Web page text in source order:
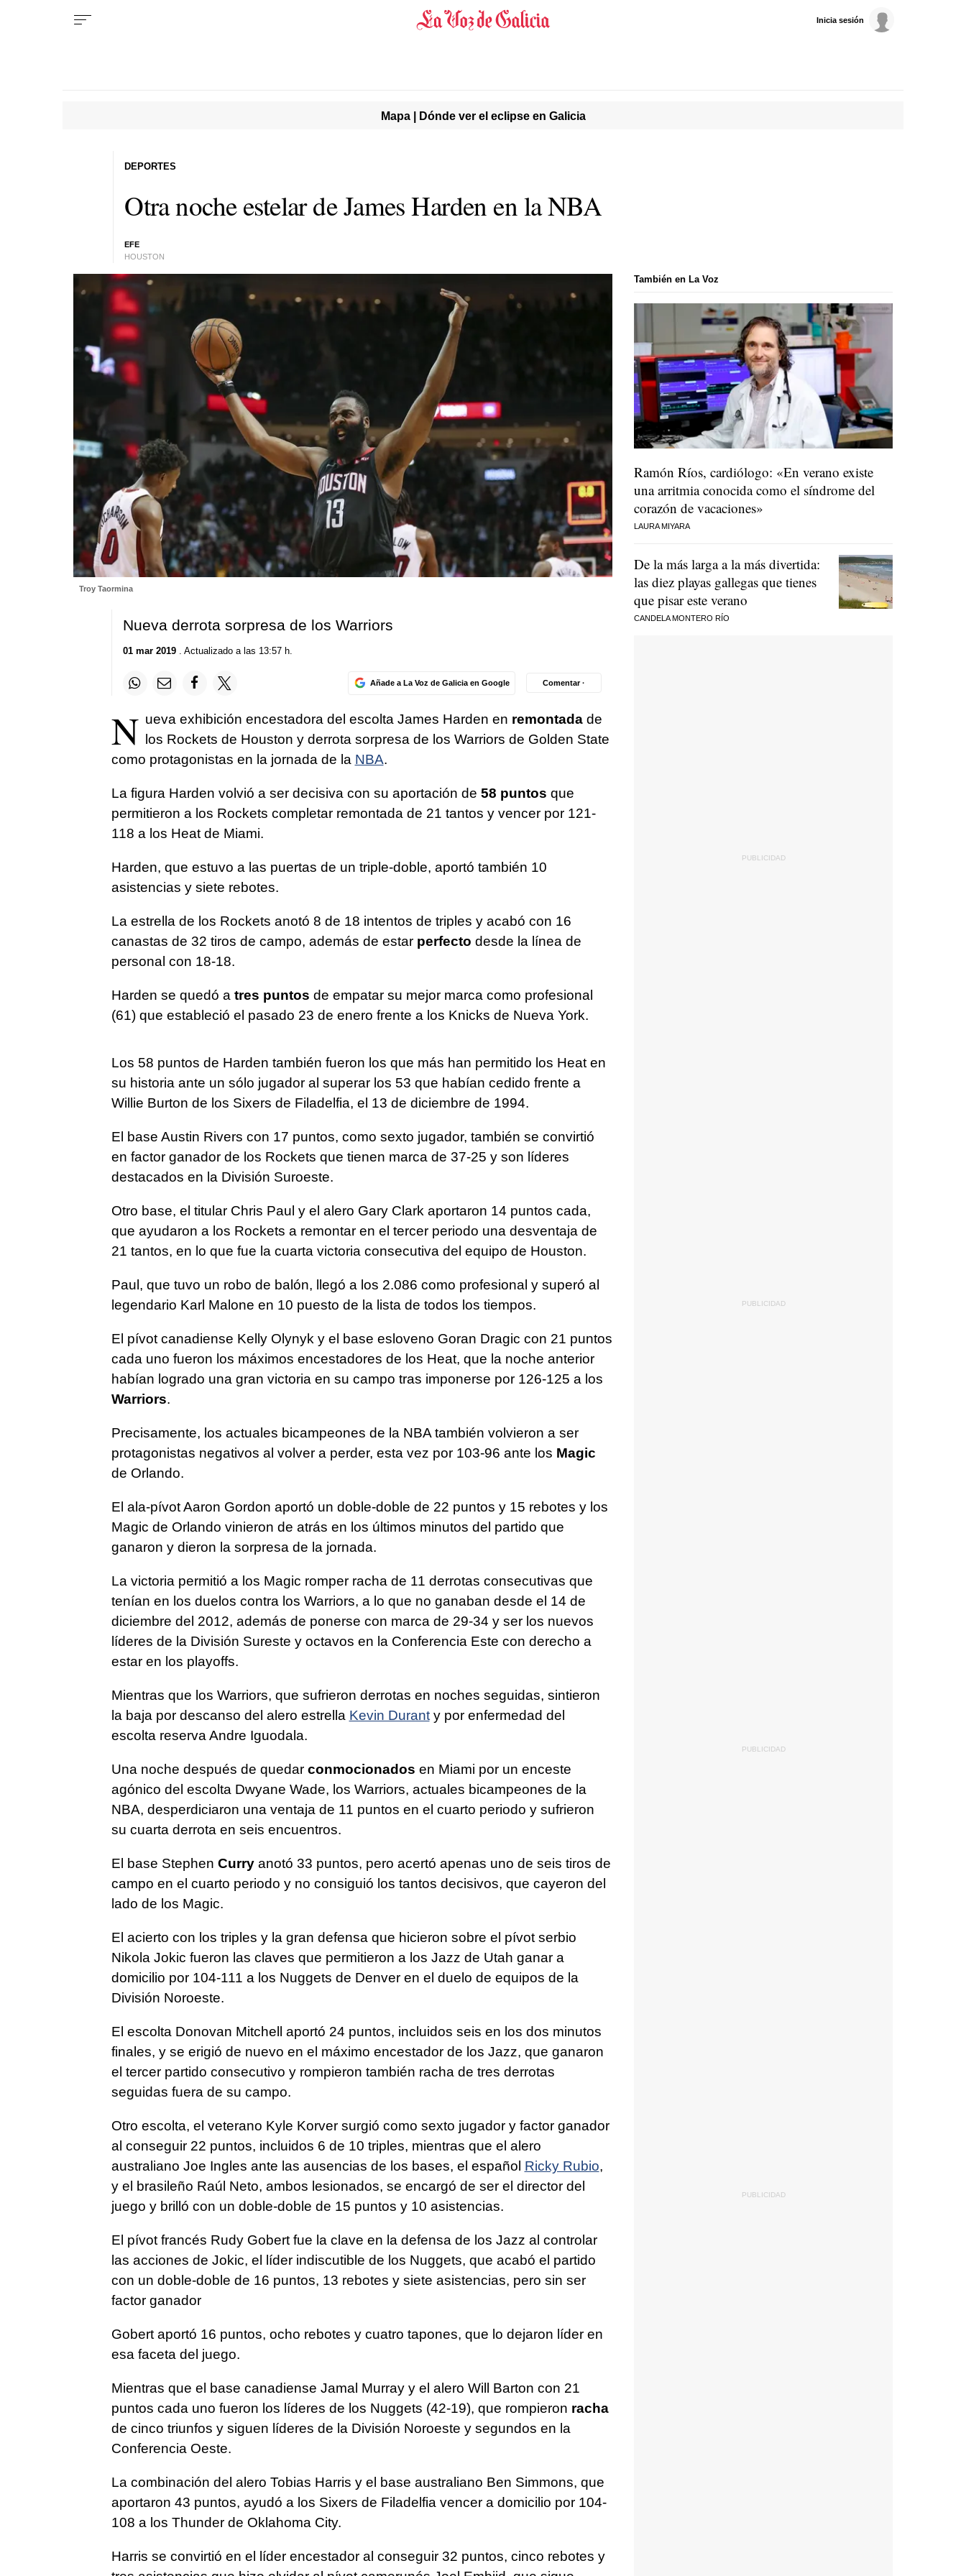
Inicia sesión
Mapa | Dónde ver el eclipse en Galicia
Otra noche estelar de James Harden en la NBA
EFE
HOUSTON
DEPORTES
Troy Taormina
Nueva derrota sorpresa de los Warriors
01 mar 2019. Actualizado a las 13:57 h.
Añade a La Voz de Galicia en Google Comentar ·
N ueva exhibición encestadora del escolta James Harden en remontadade
los Rockets de Houston y derrota sorpresa de los Warriors de Golden State
como protagonistas en la jornada de la NBA.
La figura Harden volvió a ser decisiva con su aportación de 58 puntos que
permitieron a los Rockets completar remontada de 21 tantos y vencer por 121-
118 a los Heat de Miami.
Harden, que estuvo a las puertas de un triple-doble, aportó también 10
asistencias y siete rebotes.
La estrella de los Rockets anotó 8 de 18 intentos de triples y acabó con 16
canastas de 32 tiros de campo, además de estar perfecto desde la línea de
personal con 18-18.
Harden se quedó a tres puntos de empatar su mejor marca como profesional
(61) que estableció el pasado 23 de enero frente a los Knicks de Nueva York.
Los 58 puntos de Harden también fueron los que más han permitido los Heat en
su historia ante un sólo jugador al superar los 53 que habían cedido frente a
Willie Burton de los Sixers de Filadelfia, el 13 de diciembre de 1994.
El base Austin Rivers con 17 puntos, como sexto jugador, también se convirtió
en factor ganador de los Rockets que tienen marca de 37-25 y son líderes
destacados en la División Suroeste.
Otro base, el titular Chris Paul y el alero Gary Clark aportaron 14 puntos cada,
que ayudaron a los Rockets a remontar en el tercer periodo una desventaja de
21 tantos, en lo que fue la cuarta victoria consecutiva del equipo de Houston.
Paul, que tuvo un robo de balón, llegó a los 2.086 como profesional y superó al
legendario Karl Malone en 10 puesto de la lista de todos los tiempos.
El pívot canadiense Kelly Olynyk y el base esloveno Goran Dragic con 21 puntos
cada uno fueron los máximos encestadores de los Heat, que la noche anterior
habían logrado una gran victoria en su campo tras imponerse por 126-125 a los
Warriors.
Precisamente, los actuales bicampeones de la NBA también volvieron a ser
protagonistas negativos al volver a perder, esta vez por 103-96 ante los Magic
de Orlando.
El ala-pívot Aaron Gordon aportó un doble-doble de 22 puntos y 15 rebotes y los
Magic de Orlando vinieron de atrás en los últimos minutos del partido que
ganaron y dieron la sorpresa de la jornada.
La victoria permitió a los Magic romper racha de 11 derrotas consecutivas que
tenían en los duelos contra los Warriors, a lo que no ganaban desde el 14 de
diciembre del 2012, además de ponerse con marca de 29-34 y ser los nuevos
líderes de la División Sureste y octavos en la Conferencia Este con derecho a
estar en los playoffs.
Mientras que los Warriors, que sufrieron derrotas en noches seguidas, sintieron
la baja por descanso del alero estrella Kevin Duranty por enfermedad del
escolta reserva Andre Iguodala.
Una noche después de quedar conmocionados en Miami por un enceste
agónico del escolta Dwyane Wade, los Warriors, actuales bicampeones de la
NBA, desperdiciaron una ventaja de 11 puntos en el cuarto periodo y sufrieron
su cuarta derrota en seis encuentros.
El base Stephen Curryanotó 33 puntos, pero acertó apenas uno de seis tiros de
campo en el cuarto periodo y no consiguió los tantos decisivos, que cayeron del
lado de los Magic.
El acierto con los triples y la gran defensa que hicieron sobre el pívot serbio
Nikola Jokic fueron las claves que permitieron a los Jazz de Utah ganar a
domicilio por 104-111 a los Nuggets de Denver en el duelo de equipos de la
División Noroeste.
El escolta Donovan Mitchell aportó 24 puntos, incluidos seis en los dos minutos
finales, y se erigió de nuevo en el máximo encestador de los Jazz, que ganaron
el tercer partido consecutivo y rompieron también racha de tres derrotas
seguidas fuera de su campo.
Otro escolta, el veterano Kyle Korver surgió como sexto jugador y factor ganador
al conseguir 22 puntos, incluidos 6 de 10 triples, mientras que el alero
australiano Joe Ingles ante las ausencias de los bases, el español Ricky Rubio,
y el brasileño Raúl Neto, ambos lesionados, se encargó de ser el director del
juego y brilló con un doble-doble de 15 puntos y 10 asistencias.
El pívot francés Rudy Gobert fue la clave en la defensa de los Jazz al controlar
las acciones de Jokic, el líder indiscutible de los Nuggets, que acabó el partido
con un doble-doble de 16 puntos, 13 rebotes y siete asistencias, pero sin ser
factor ganador
Gobert aportó 16 puntos, ocho rebotes y cuatro tapones, que lo dejaron líder en
esa faceta del juego.
Mientras que el base canadiense Jamal Murray y el alero Will Barton con 21
puntos cada uno fueron los líderes de los Nuggets (42-19), que rompieron racha
de cinco triunfos y siguen líderes de la División Noroeste y segundos en la
Conferencia Oeste.
La combinación del alero Tobias Harris y el base australiano Ben Simmons, que
aportaron 43 puntos, ayudó a los Sixers de Filadelfia vencer a domicilio por 104-
108 a los Thunder de Oklahoma City.
Harris se convirtió en el líder encestador al conseguir 32 puntos, cinco rebotes y
También en La Voz
Ramón Ríos, cardiólogo: «En verano existe
una arritmia conocida como el síndrome del
corazón de vacaciones»
LAURA MIYARA
De la más larga a la más divertida:
las diez playas gallegas que tienes
que pisar este verano
CANDELA MONTERO RÍO